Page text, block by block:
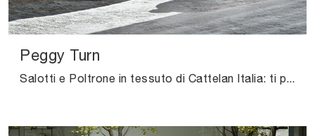
Peggy Turn
Salotti e Poltrone in tessuto di Cattelan Italia: ti presentiamo il modello Peggy Turn in tessuto per arricchire i tuoi spazi.